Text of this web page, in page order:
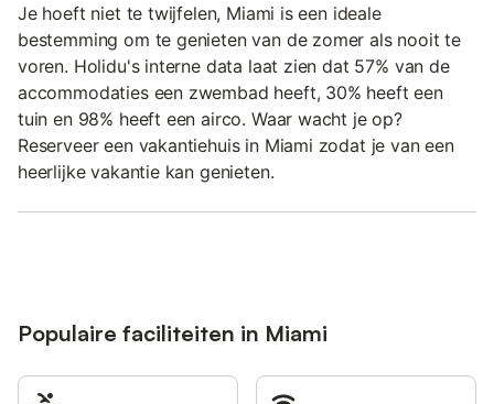
Je hoeft niet te twijfelen, Miami is een ideale
bestemming om te genieten van de zomer als nooit te
voren. Holidu's interne data laat zien dat 57% van de
accommodaties een zwembad heeft, 30% heeft een
tuin en 98% heeft een airco. Waar wacht je op?
Reserveer een vakantiehuis in Miami zodat je van een
heerlijke vakantie kan genieten.
Populaire faciliteiten in Miami